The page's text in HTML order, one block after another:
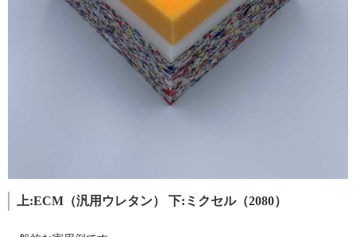
上:ECM（汎用ウレタン） 下:ミクセル（2080）